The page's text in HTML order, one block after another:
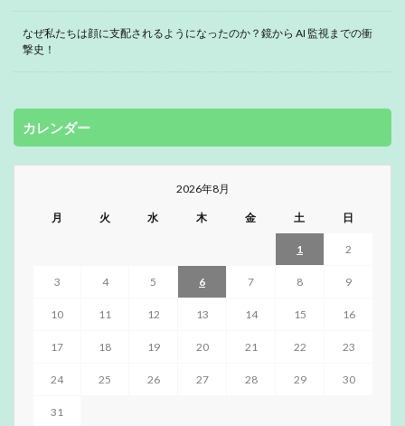
なぜ私たちは顔に支配されるようになったのか？鏡から AI 監視までの衝
撃史！
カレンダー
2026年8月
月 火 水 木 金 土 日
1 2
3 4 5 6 7 8 9
10 11 12 13 14 15 16
17 18 19 20 21 22 23
24 25 26 27 28 29 30
31